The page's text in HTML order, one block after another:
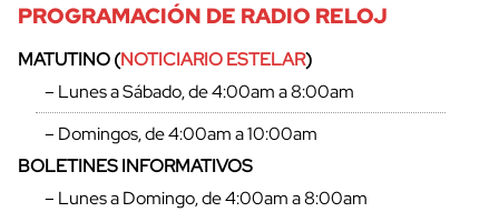
PROGRAMACIÓN DE RADIO RELOJ
MATUTINO (NOTICIARIO ESTELAR)
– Lunes a Sábado, de 4:00am a 8:00am
– Domingos, de 4:00am a 10:00am
BOLETINES INFORMATIVOS
– Lunes a Domingo, de 4:00am a 8:00am